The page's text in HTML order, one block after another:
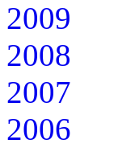
2009
2008
2007
2006